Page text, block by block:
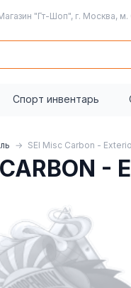
"Гт-Шоп", г. Москва,
Спорт инвентарь
SEI Misc Carbon -
-